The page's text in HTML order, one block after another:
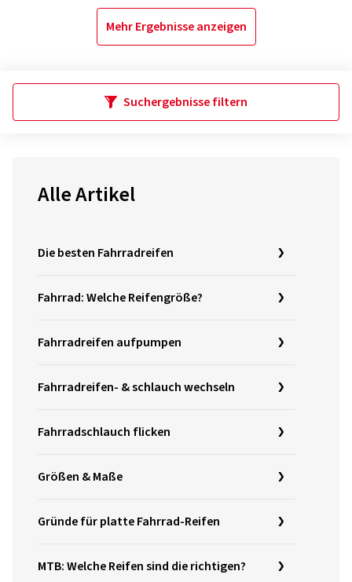
Mehr Ergebnisse anzeigen
Suchergebnisse filtern
Alle Artikel
Die besten Fahrradreifen
Fahrrad: Welche Reifengröße?
Fahrradreifen aufpumpen
Fahrradreifen- & schlauch wechseln
Fahrradschlauch flicken
Größen & Maße
Gründe für platte Fahrrad-Reifen
MTB: Welche Reifen sind die richtigen?